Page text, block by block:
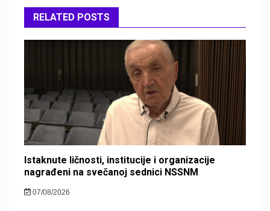
RELATED POSTS
Istaknute ličnosti, institucije i organizacije
nagrađeni na svečanoj sednici NSSNM
07/08/2026